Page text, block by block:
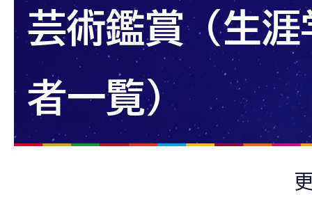
芸術鑑賞（生涯
者一覧）